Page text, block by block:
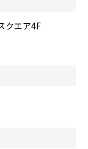
クエア4F